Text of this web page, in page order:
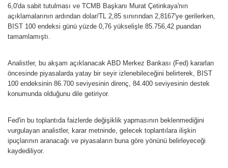
6,0'da sabit tutulması ve TCMB Başkanı Murat Çetinkaya'nın
açıklamalarının ardından dolar/TL 2,85 sınırından 2,8167'ye gerilerken,
BIST 100 endeksi günü yüzde 0,76 yükselişle 85.756,42 puandan
tamamlamıştı.
Analistler, bu akşam açıklanacak ABD Merkez Bankası (Fed) kararları
öncesinde piyasalarda yatay bir seyir izlenebileceğini belirterek, BIST
100 endeksinin 86.700 seviyesinin direnç, 84.400 seviyesinin destek
konumunda olduğunu dile getiriyor.
Fed'in bu toplantıda faizlerde değişiklik yapmasının beklenmediğini
vurgulayan analistler, karar metninde, gelecek toplantılara ilişkin
ipuçlarının aranacağı ve piyasaların buna göre yönünü belirleyeceği
kaydediliyor.